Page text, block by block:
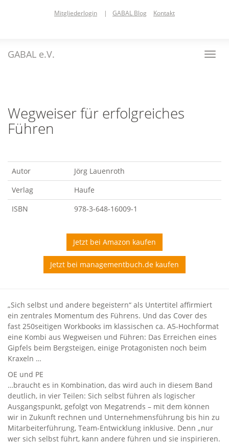
Mitgliederlogin | GABAL Blog Kontakt
GABAL e.V.
Wegweiser für erfolgreiches
Führen
Autor
Jörg Lauenroth
Verlag
Haufe
ISBN
978-3-648-16009-1
Jetzt bei Amazon kaufen
Jetzt bei managementbuch.de kaufen
„Sich selbst und andere begeistern“ als Untertitel affirmiert
ein zentrales Momentum des Führens. Und das Cover des
fast 250seitigen Workbooks im klassischen ca. A5-Hochformat
eine Kombi aus Wegweisen und Führen: Das Erreichen eines
Gipfels beim Bergsteigen, einige Protagonisten noch beim
Kraxeln …
OE und PE
…braucht es in Kombination, das wird auch in diesem Band
deutlich, in vier Teilen: Sich selbst führen als logischer
Ausgangspunkt, gefolgt von Megatrends – mit dem können
wir in Zukunft rechnen und Unternehmensführung bis hin zu
Mitarbeiterführung, Team-Entwicklung inklusive. Denn „nur
wer sich selbst führt, kann andere führen und sie inspirieren.